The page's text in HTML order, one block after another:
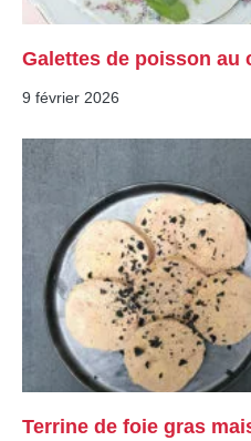
Galettes de poisson au
9 février 2026
Terrine de foie gras